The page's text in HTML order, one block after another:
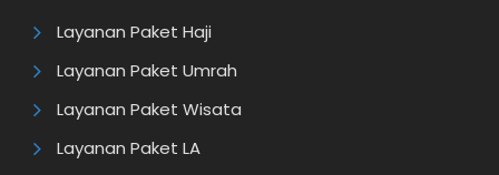
Layanan Paket Haji
Layanan Paket Umrah
Layanan Paket Wisata
Layanan Paket LA